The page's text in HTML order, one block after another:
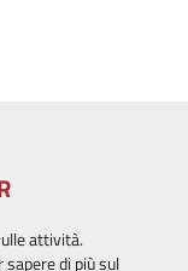
attività.
di più sul